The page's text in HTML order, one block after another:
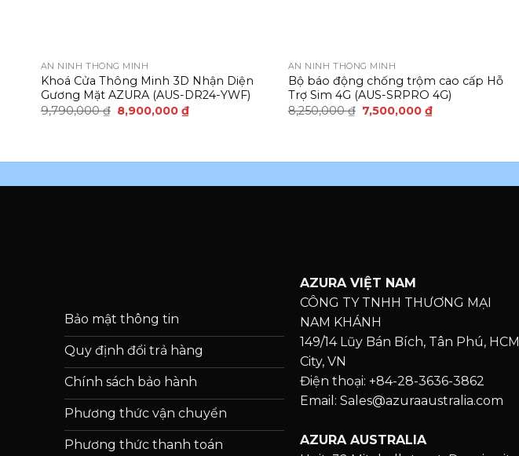
AN NINH THÔNG MINH
Khoá Cửa Thông Minh 3D Nhận Diện
Gương Mặt AZURA (AUS-DR24-YWF)
9,790,000₫ 8,900,000₫
AN NINH THÔNG MINH
Bộ báo động chống trộm cao cấp Hỗ
Trợ Sim 4G (AUS-SRPRO 4G)
8,250,000₫ 7,500,000₫
Bảo mật thông tin
Quy định đổi trả hàng
Chính sách bảo hành
Phương thức vận chuyển
Phương thức thanh toán
AZURA VIỆT NAM
CÔNG TY TNHH THƯƠNG MẠI
NAM KHÁNH
149/14 Lũy Bán Bích, Tân Phú, HCM
City, VN
Điện thoại: +84-28-3636-3862
Email: Sales@azuraaustralia.com
AZURA AUSTRALIA